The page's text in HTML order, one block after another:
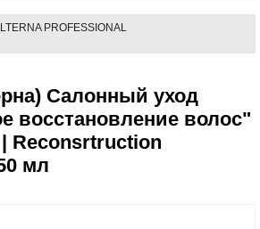
PROFESSIONAL
Салонный уход
восстановление волос"
Reconsrtruction
мл